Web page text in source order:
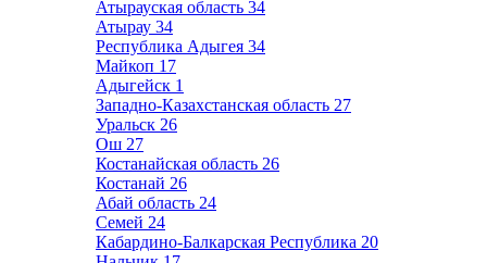
Атырауская область 34
Атырау 34
Республика Адыгея 34
Майкоп 17
Адыгейск 1
Западно-Казахстанская область 27
Уральск 26
Ош 27
Костанайская область 26
Костанай 26
Абай область 24
Семей 24
Кабардино-Балкарская Республика 20